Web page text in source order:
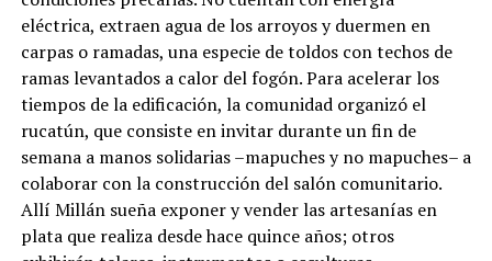
eléctrica, extraen agua de los arroyos y duermen en
carpas o ramadas, una especie de toldos con techos de
ramas levantados a calor del fogón. Para acelerar los
tiempos de la edificación, la comunidad organizó el
rucatún, que consiste en invitar durante un fin de
semana a manos solidarias –mapuches y no mapuches– a
colaborar con la construcción del salón comunitario.
Allí Millán sueña exponer y vender las artesanías en
plata que realiza desde hace quince años; otros